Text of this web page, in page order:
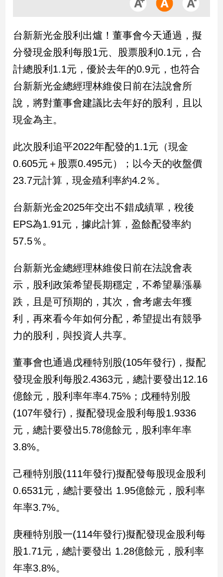
治
焦
點
品
觀
民
調
會
焦
點
觀
點
岸/
際
社
會/
地
方
冠
毒
專
區
南
台
灣
點
南
台
灣
點
娛
台新新光金股利出爐！董事會今天通過，擬
分發現金股利每股1元、股票股利0.1元，合
計總股利1.1元，優於去年的0.9元，也符合
台新新光金總經理林維俊日前在法說會所
說，將對董事會建議比去年好的股利，且以
現金為主。
此次股利追平2022年配發的1.1元（現金
0.605元＋股票0.495元）；以今天的收盤價
23.7元計算，現金殖利率約4.2％。
台新新光金2025年交出不錯成績單，稅後
EPS為1.91元，據此計算，盈餘配發率約
57.5％。
台新新光金總經理林維俊日前在法說會表
示，股利政策希望長期穩定，不希望暴漲暴
跌，且是可預期的，其次，會考慮去年獲
利，再來看今年如何分配，希望提出有競爭
力的股利，與投資人共享。
董事會也通過戊種特別股(105年發行)，擬配
發現金股利每股2.4363元，總計要發出12.16
億餘元，股利率年率4.75%；戊種特別股
(107年發行)，擬配發現金股利每股1.9336
元，總計要發出5.78億餘元，股利率年率
3.8%。
己種特別股(111年發行)擬配發每股現金股利
0.6531元，總計要發出 1.95億餘元，股利率
年率3.7%。
庚種特別股一(114年發行)擬配發現金股利每
股1.71元，總計要發出 1.28億餘元，股利率
年率3.8%。